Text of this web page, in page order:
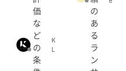
価
な
ど
の
条
K
L
の
あ
る
ラ
ン